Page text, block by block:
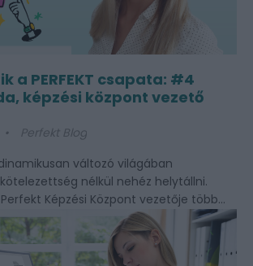
a PERFEKT csapata: #4
képzési központ vezető
Perfekt Blog
változó világában
nélkül nehéz helytállni.
Képzési Központ vezetője több...